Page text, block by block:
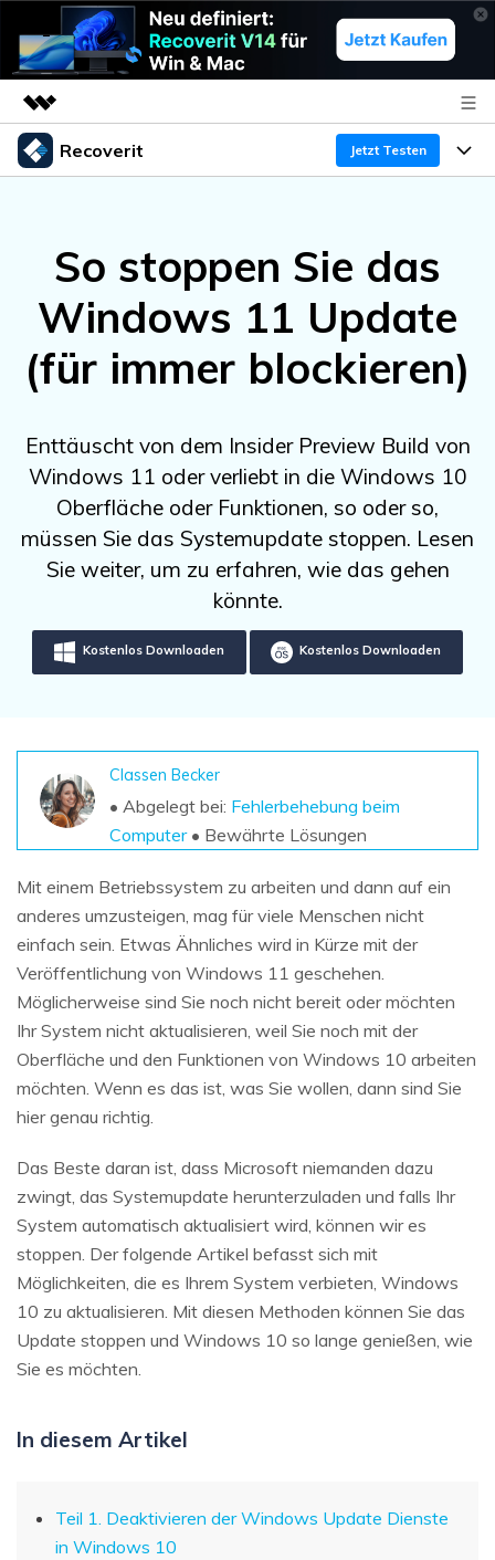
Top-Produkte
Überblick
Lösungen
Über uns
Presseraum
Shop
Recoverit Jetzt Testen
Recoverit für Windows
KI
Ein führendes Tool zur Datenrettung für Windows
Kostenlos Testen
Recoverit für Mac
KI
Unbegrenzte Daten vom Mac-System
Kostenlos Testen
Recoverit kostenlos
Kostenlos Testen
Weitere Produkte
Repairit - Datenreparatur
UBackit - Datensicherung
Funktionen
Wiederherstellung von Laufwerken
Gel?schte Medien wiederherstellen
Exklusive Wiederherstellungsl?sungen Neu
Datenverlust-Szenarien
ALLE FUNKTIONEN ENTDECKEN
Ressourcen
Warum Recoverit
Kundengeschichten
Aktuelles Thema
DOWNLOAD Sign In
search
So stoppen Sie das
Windows 11 Update
(für immer blockieren)
Enttäuscht von dem Insider Preview Build von
Windows 11 oder verliebt in die Windows 10
Oberfläche oder Funktionen, so oder so,
müssen Sie das Systemupdate stoppen. Lesen
Sie weiter, um zu erfahren, wie das gehen
könnte.
Kostenlos Downloaden Kostenlos Downloaden
Classen Becker
• Abgelegt bei: Fehlerbehebung beim
Computer• Bewährte Lösungen
Mit einem Betriebssystem zu arbeiten und dann auf ein
anderes umzusteigen, mag für viele Menschen nicht
einfach sein. Etwas Ähnliches wird in Kürze mit der
Veröffentlichung von Windows 11 geschehen.
Möglicherweise sind Sie noch nicht bereit oder möchten
Ihr System nicht aktualisieren, weil Sie noch mit der
Oberfläche und den Funktionen von Windows 10 arbeiten
möchten. Wenn es das ist, was Sie wollen, dann sind Sie
hier genau richtig.
Das Beste daran ist, dass Microsoft niemanden dazu
zwingt, das Systemupdate herunterzuladen und falls Ihr
System automatisch aktualisiert wird, können wir es
stoppen. Der folgende Artikel befasst sich mit
Möglichkeiten, die es Ihrem System verbieten, Windows
10 zu aktualisieren. Mit diesen Methoden können Sie das
Update stoppen und Windows 10 so lange genießen, wie
Sie es möchten.
In diesem Artikel
Teil 1. Deaktivieren der Windows Update Dienste
in Windows 10